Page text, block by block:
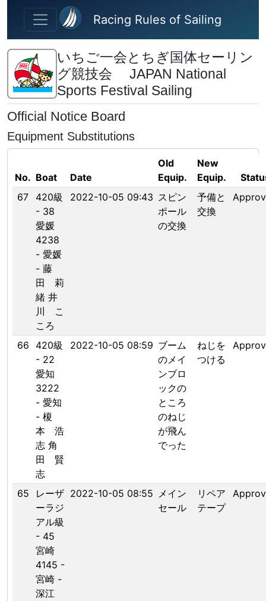
Skip to main content
Racing Rules of Sailing
いちご一会とちぎ国体セーリン
グ競技会 JAPAN National
Sports Festival Sailing
Official Notice Board
Equipment Substitutions
No. Boat Date
Old
Equip.
New
Equip.
67
420級
- 38
愛媛
4238
- 愛媛
- 藤
田 莉
緒 井
川 こ
ころ
2022-10-05 09:43 スピン
ポール
の交換
予備と
交換
66
420級
- 22
愛知
3222
- 愛知
- 榎
本 浩
志 角
田 賢
志
2022-10-05 08:59 ブーム
のメイ
ンブロ
ックの
ところ
のねじ
が飛ん
でった
ねじを
つける
65
レーザ
ーラジ
アル級
- 45
宮崎
4145 -
宮崎 -
深江
2022-10-05 08:55 メイン
セール
リペア
テープ